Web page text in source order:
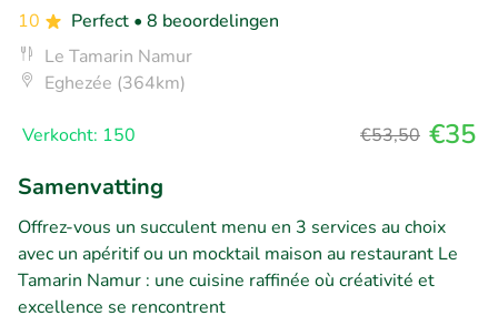
10 Perfect • 8 beoordelingen
Le Tamarin Namur
Eghezée (364km)
Verkocht: 150 €53,50 €35
Samenvatting
Offrez-vous un succulent menu en 3 services au choix
avec un apéritif ou un mocktail maison au restaurant Le
Tamarin Namur : une cuisine raffinée où créativité et
excellence se rencontrent